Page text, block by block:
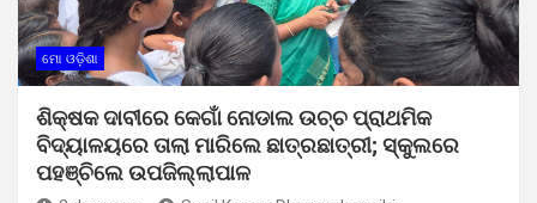
ମୋ ଓଡ଼ିଶା
ଶିକ୍ଷକ ଦାବୀରେ କେଗାଁ ନୋଡାଲ ଉଚ୍ଚ ପ୍ରାଥମିକ
ବିଦ୍ୟାଳୟରେ ତାଲା ମାରିଲେ ଛାତ୍ରଛାତ୍ରୀ; ସ୍କୁଲରେ
ପହଞ୍ଚିଲେ ଉପଜିଲ୍ଲାପାଳ